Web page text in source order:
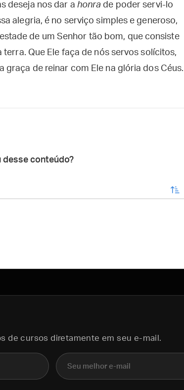
deseja nos dar a honra de poder servi-lo
alegria, é no serviço simples e generoso,
de um Senhor tão bom, que consiste
Que Ele faça de nós servos solícitos,
graça de reinar com Ele na glória dos Céus.
desse conteúdo?
enviar
de cursos diretamente em seu e-mail.
E-mail